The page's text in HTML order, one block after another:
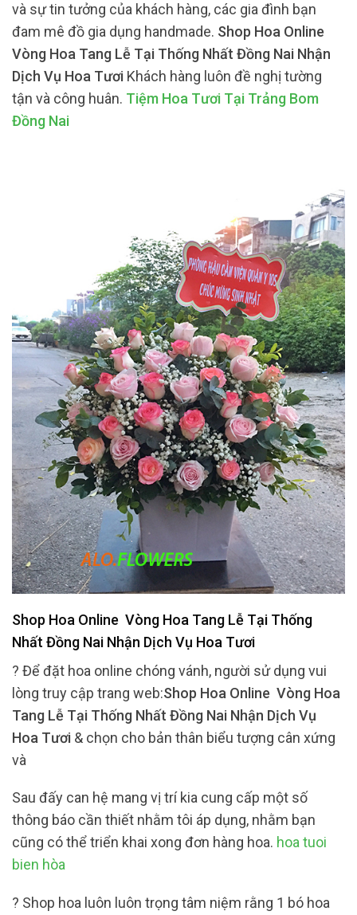
và sự tin tưởng của khách hàng, các gia đình bạn
đam mê đồ gia dụng handmade. Shop Hoa Online
Vòng Hoa Tang Lễ Tại Thống Nhất Đồng Nai Nhận
Dịch Vụ Hoa Tươi Khách hàng luôn đề nghị tường
tận và công huân. Tiệm Hoa Tươi Tại Trảng Bom
Đồng Nai
Shop Hoa Online Vòng Hoa Tang Lễ Tại Thống
Nhất Đồng Nai Nhận Dịch Vụ Hoa Tươi
? Để đặt hoa online chóng vánh, người sử dụng vui
lòng truy cập trang web:Shop Hoa Online Vòng Hoa
Tang Lễ Tại Thống Nhất Đồng Nai Nhận Dịch Vụ
Hoa Tươi & chọn cho bản thân biểu tượng cân xứng
và
Sau đấy can hệ mang vị trí kia cung cấp một số
thông báo cần thiết nhằm tôi áp dụng, nhằm bạn
cũng có thể triển khai xong đơn hàng hoa. hoa tuoi
bien hòa
? Shop hoa luôn luôn trọng tâm niệm rằng 1 bó hoa